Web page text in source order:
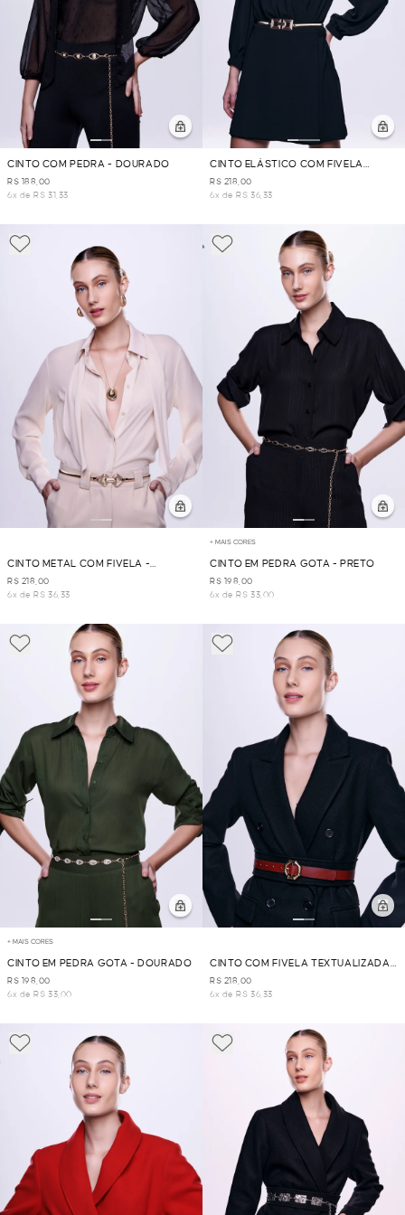
CINTO COM PEDRA - DOURADO
R$ 188,00
6x de R$ 31,33
CINTO ELÁSTICO COM FIVELA
QUADRADA - DOURADO
R$ 218,00
6x de R$ 36,33
CINTO METAL COM FIVELA -
DOURADO
R$ 218,00
6x de R$ 36,33
+ MAIS CORES
CINTO EM PEDRA GOTA - PRETO
R$ 198,00
6x de R$ 33,00
+ MAIS CORES
CINTO EM PEDRA GOTA - DOURADO
R$ 198,00
6x de R$ 33,00
CINTO COM FIVELA TEXTUALIZADA -
VINHO
R$ 218,00
6x de R$ 36,33